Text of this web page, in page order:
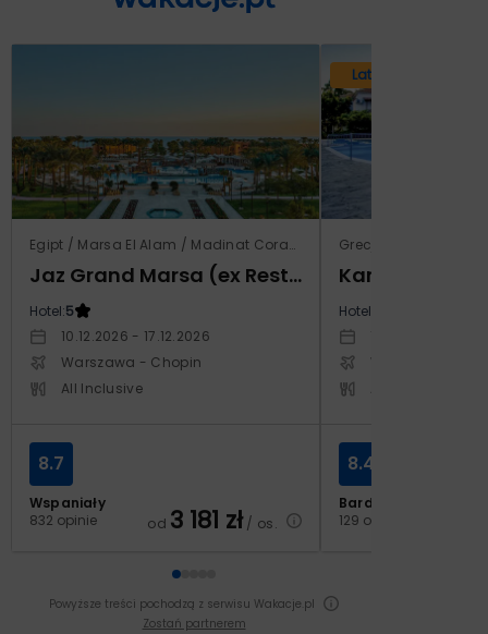
Egipt / Marsa El Alam / Madinat Coraya
Jaz Grand Marsa (ex Resta Grand Resort)
Hotel:5
10.12.2026 - 17.12.2026
Warszawa - Chopin
All Inclusive
Wspaniały
832 opinie
8.7
od 3 181 zł/ os.
Lato 2026
Grecja / Samos /
Kampos
Hotel:
Warszawa -
Bardzo dobry
129 opinii
8.4
Powyższe treści pochodzą z serwisu Wakacje.pl
Zostań partnerem